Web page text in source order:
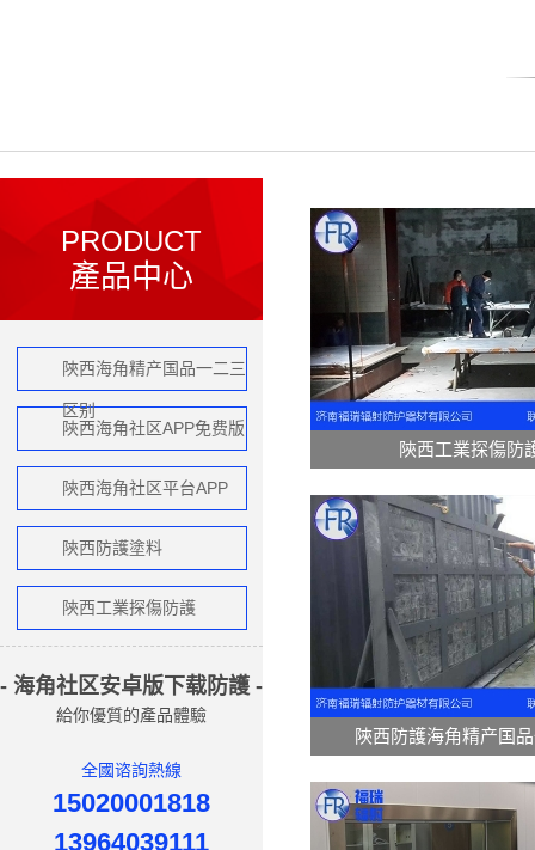
PRODUCT
產品中心
陝西海角精产国品一二三
区别
陝西海角社区APP免费版
陝西海角社区平台APP
陝西防護塗料
陝西工業探傷防護
- 海角社区安卓版下载防護 -
給你優質的產品體驗
全國谘詢熱線
15020001818
13964039111
陝西工業探傷防
陝西防護海角精产国